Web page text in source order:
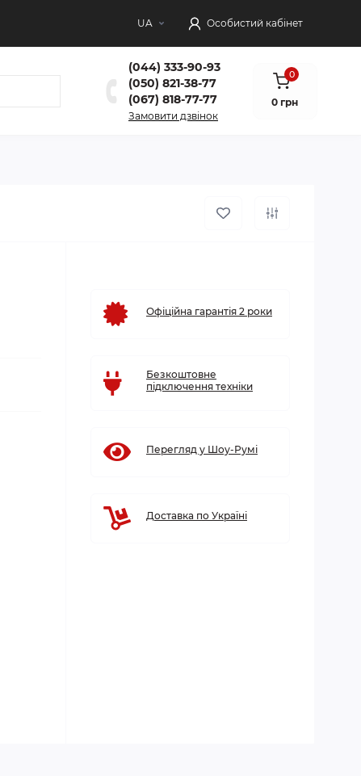
UA Особистий кабінет
(044) 333-90-93
(050) 821-38-77
(067) 818-77-77
Замовити дзвінок
0
0 грн
Офіційна гарантія 2 роки
Безкоштовне
підключення техніки
Перегляд у Шоу-Румі
Доставка по Україні